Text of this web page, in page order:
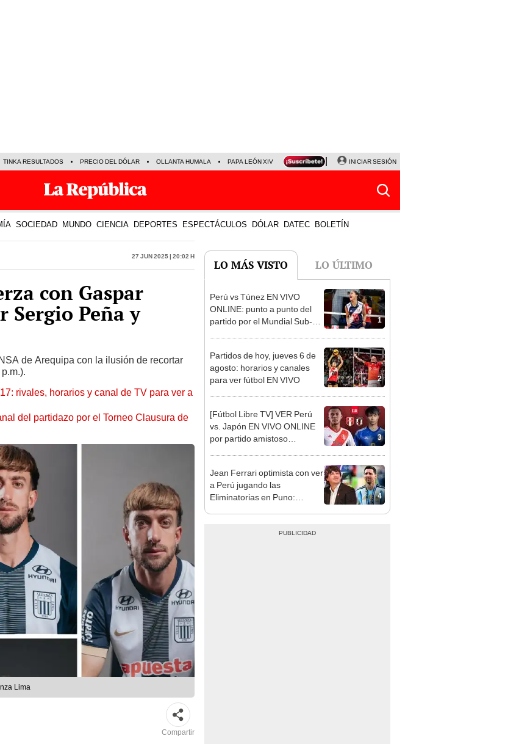
TINKA RESULTADOS PRECIO DEL DÓLAR OLLANTA HUMALA PAPA LEÓN XIV NALDY SALDAÑA LA BELLA LUZ
INICIAR SESIÓN
SOCIEDAD MUNDO CIENCIA DEPORTES ESPECTÁCULOS DÓLAR DATEC BOLETÍN
27 Jun 2025 | 20:02 h
con Gaspar
Sergio Peña y
de Arequipa con la ilusión de recortar
rivales, horarios y canal de TV para ver a
del partidazo por el Torneo Clausura de
Lima
Compartir
LO MÁS VISTO LO ÚLTIMO
1
Perú vs Túnez EN VIVO
ONLINE: punto a punto del
partido por el Mundial Sub-17
2
Partidos de hoy, jueves 6 de
agosto: horarios y canales
para ver fútbol EN VIVO
3
[Fútbol Libre TV] VER Perú
vs. Japón EN VIVO ONLINE
por partido amistoso
4
Jean Ferrari optimista con ver
a Perú jugando las
Eliminatorias en Puno: